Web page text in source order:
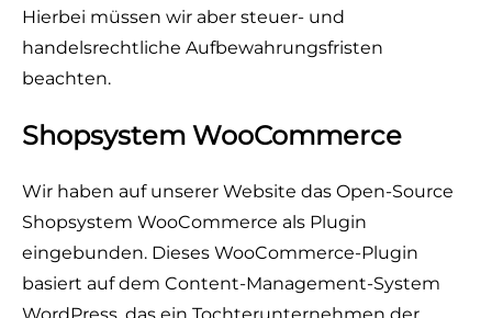
Hierbei müssen wir aber steuer- und
handelsrechtliche Aufbewahrungsfristen
beachten.
Shopsystem WooCommerce
Wir haben auf unserer Website das Open-Source
Shopsystem WooCommerce als Plugin
eingebunden. Dieses WooCommerce-Plugin
basiert auf dem Content-Management-System
WordPress, das ein Tochterunternehmen der